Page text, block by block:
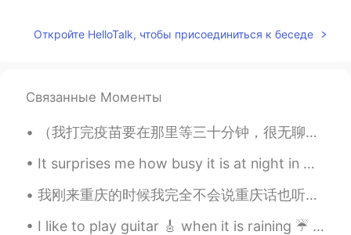
Откройте HelloTalk, чтобы присоединиться к беседе
Связанные Моменты
（我打完疫苗要在那里等三十分钟，很无聊，就写了这个） 《疫苗版学猫叫》 我们一起打疫苗 一起苗苗苗苗苗 扎手臂只疼一秒 病毒就被赶走了 我们健康最重要 再多金钱买不了 你不打疫苗我就打...
It surprises me how busy it is at night in China. Everybody comes out to shop at night. In Englan...
我刚来重庆的时候我完全不会说重庆话也听不懂。有一天我去了一家化妆店因为我想买一个剃刀，所以我用普通话问了服务员有没有剃刀🪒她说‘没得’我真的很confused一直在想-‘没得’是什么意思 所以我...
I like to play guitar 🎸 when it is raining ☔️ This is called “ became mucho “ a nice Spanish son...